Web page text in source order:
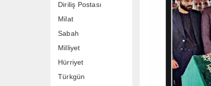
Diriliş Postası
Milat
Sabah
Milliyet
Hürriyet
Türkgün